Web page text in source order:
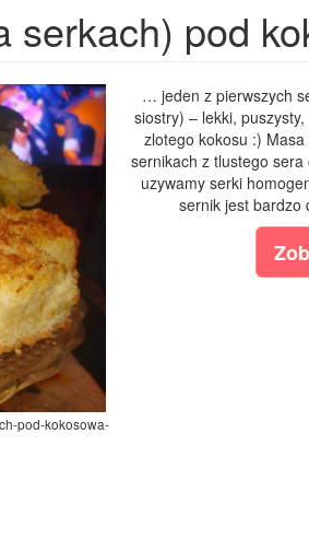
serkach) pod
pod-kokosowa-
… jeden z pierwszych
siostry) – lekki,
zlotego kokosu :)
sernikach z tlustego
uzywamy serki
sernik jest bardzo